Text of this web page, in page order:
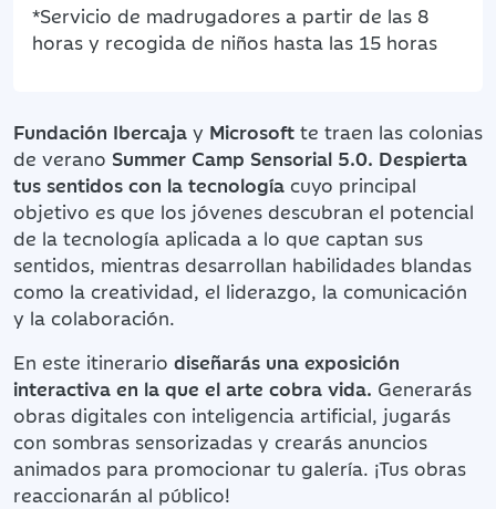
*Servicio de madrugadores a partir de las 8
horas y recogida de niños hasta las 15 horas
Fundación Ibercaja y Microsoft te traen las colonias
de verano Summer Camp Sensorial 5.0. Despierta
tus sentidos con la tecnología cuyo principal
objetivo es que los jóvenes descubran el potencial
de la tecnología aplicada a lo que captan sus
sentidos, mientras desarrollan habilidades blandas
como la creatividad, el liderazgo, la comunicación
y la colaboración.
En este itinerario diseñarás una exposición
interactiva en la que el arte cobra vida. Generarás
obras digitales con inteligencia artificial, jugarás
con sombras sensorizadas y crearás anuncios
animados para promocionar tu galería. ¡Tus obras
reaccionarán al público!